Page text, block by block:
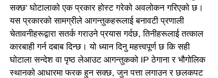
सक्छ' घोटालाको एक प्रकार होस्ट गरेको अवलोकन गरिएको छ।
यस प्रकारको सामग्रीले आगन्तुकहरूलाई बनावटी प्रणाली
चेतावनीहरूद्वारा सतर्क गराउने प्रयास गर्दछ, तिनीहरूलाई तत्काल
कारबाही गर्न दबाब दिन्छ। यो ध्यान दिनु महत्त्वपूर्ण छ कि सही
घोटाला सन्देश वा पृष्ठ लेआउट आगन्तुकको IP ठेगाना र भौगोलिक
स्थानको आधारमा फरक हुन सक्छ, जुन पत्ता लगाउन र छलकपट